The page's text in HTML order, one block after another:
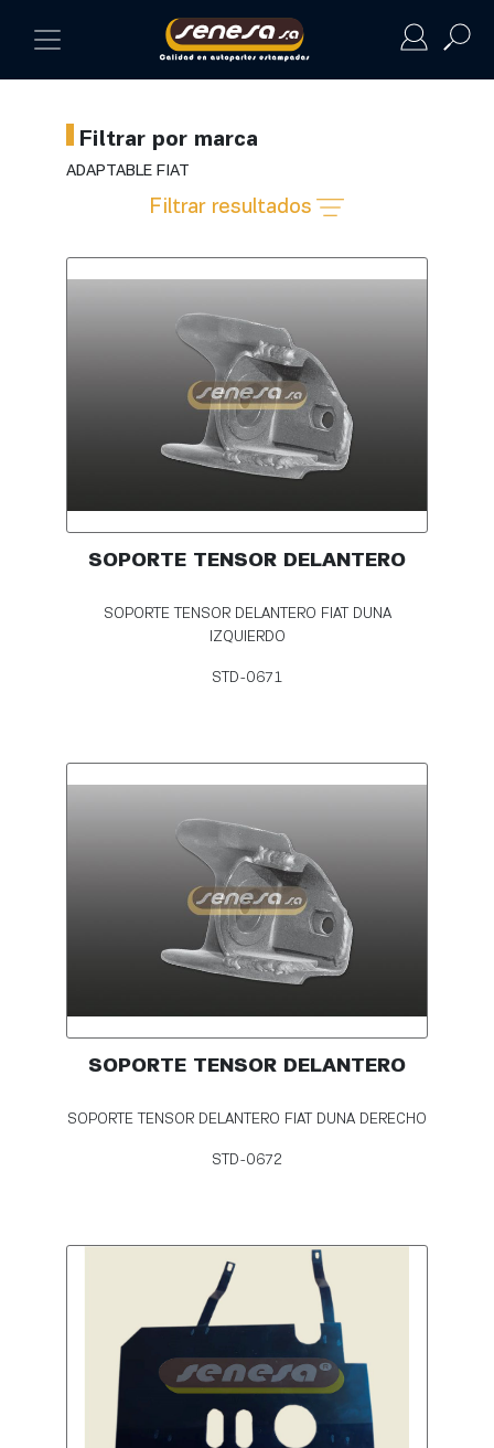
Filtrar por marca
ADAPTABLE FIAT
Filtrar resultados
SOPORTE TENSOR DELANTERO
SOPORTE TENSOR DELANTERO FIAT DUNA
IZQUIERDO
STD-0671
SOPORTE TENSOR DELANTERO
SOPORTE TENSOR DELANTERO FIAT DUNA DERECHO
STD-0672